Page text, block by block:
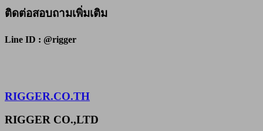
ติดต่อสอบถามเพิ่มเติม
Line ID : @rigger
RIGGER.CO.TH
RIGGER CO.,LTD